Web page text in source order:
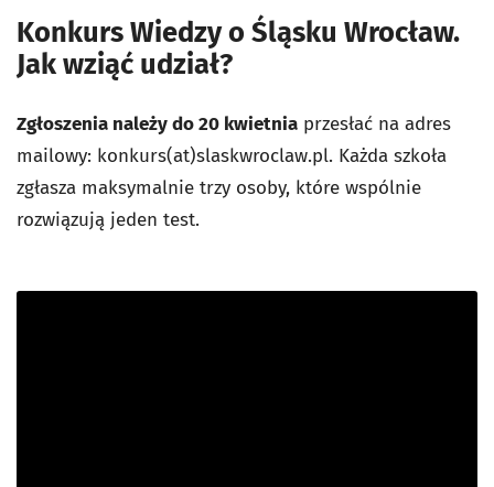
Konkurs Wiedzy o Śląsku Wrocław.
Jak wziąć udział?
Zgłoszenia należy do 20 kwietnia przesłać na adres
mailowy: konkurs(at)slaskwroclaw.pl. Każda szkoła
zgłasza maksymalnie trzy osoby, które wspólnie
rozwiązują jeden test.